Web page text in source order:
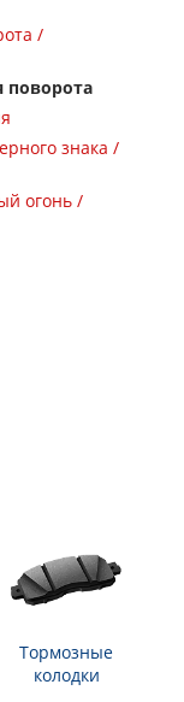
/
поворота
знака /
огонь /
Тормозные
колодки